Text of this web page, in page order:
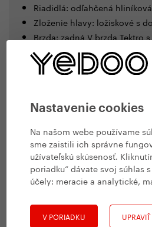
Nastavenie cookies
Na našom webe používame
sme zaistili ich správne
užívateľskú skúsenosť.
poriadku“ dávate svoj súhlas
účely: meracie a analytické,
V PORIADKU
Riadidlá: odľahčená hliníková
Zloženie hlavy: ložiskové s
Brzda: zadná V brzda Tektro
Reflexné prvky: na prebale
OdrážadloYedoo TooTooje síce
s vystuženými koncami pre
funkčnú brzdu so skvele
páčkou a ďalšie technické
pretočeniu riadidiel či reflexné